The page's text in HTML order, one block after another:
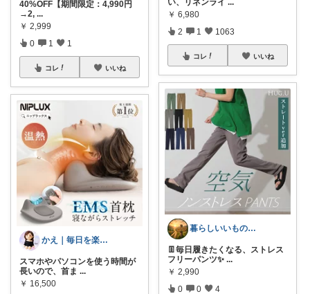
40%OFF【期間限定：4,990円
→2, ...
￥ 2,999
0 1 1
コレ いいね
かえ｜毎日を楽しむ
スマホやパソコンを使う時間が
長いので、首ま ...
￥ 16,500
い、リネンライ ...
￥ 6,980
2 1 1063
コレ いいね
暮らしいいものROOM
👖毎日履きたくなる、ストレス
フリーパンツ✨ ...
￥ 2,990
0 0 4